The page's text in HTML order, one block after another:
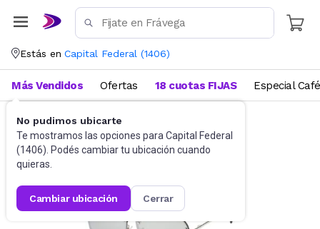
Estás en Capital Federal (1406)
No pudimos ubicarte
Te mostramos las opciones para Capital Federal
(1406). Podés cambiar tu ubicación cuando
quieras.
cambiar ubicación cerrar
Más Vendidos Ofertas 18 cuotas FIJAS Especial Café
Accesorios Anteojos de sol